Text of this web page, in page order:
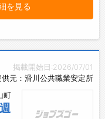
を見る
掲載開始日:2026/07/01
供元：滑川公共職業安定所
町